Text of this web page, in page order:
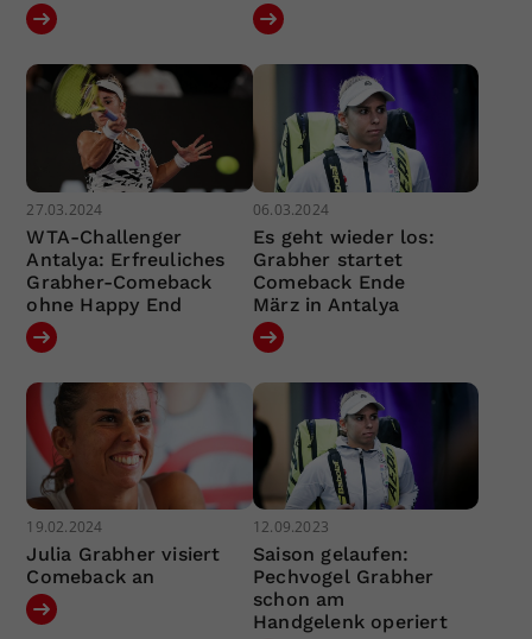
27.03.2024
WTA-Challenger
Antalya: Erfreuliches
Grabher-Comeback
ohne Happy End
06.03.2024
Es geht wieder los:
Grabher startet
Comeback Ende
März in Antalya
19.02.2024
Julia Grabher visiert
Comeback an
12.09.2023
Saison gelaufen:
Pechvogel Grabher
schon am
Handgelenk operiert